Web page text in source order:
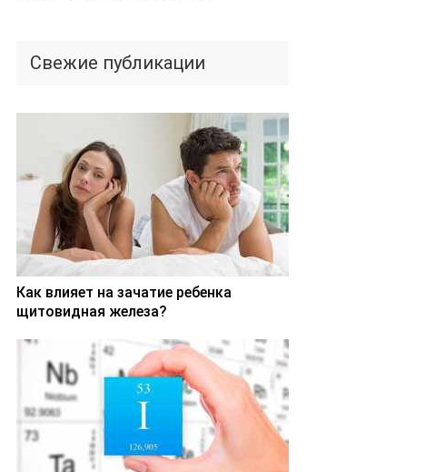
Свежие публикации
Как влияет на зачатие ребенка
щитовидная железа?